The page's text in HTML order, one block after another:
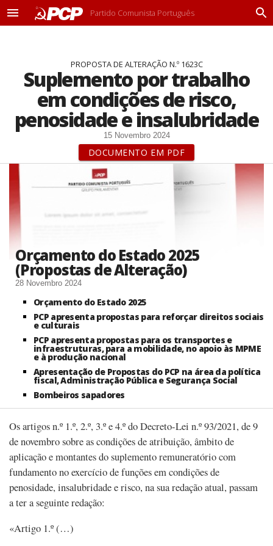
M
Partido Comunista Português
P
PROPOSTA DE ALTERAÇÃO N.º 1623C
Suplemento por trabalho
em condições de risco,
penosidade e insalubridade
15 Novembro 2024
DOCUMENTO EM PDF
Orçamento do Estado 2025
(Propostas de Alteração)
28 Novembro 2024
Orçamento do Estado 2025
PCP apresenta propostas para reforçar direitos sociais
e culturais
PCP apresenta propostas para os transportes e
infraestruturas, para a mobilidade, no apoio às MPME
e à produção nacional
Apresentação de Propostas do PCP na área da política
fiscal, Administração Pública e Segurança Social
Bombeiros sapadores
Os artigos n.º 1.º, 2.º, 3.º e 4.º do Decreto-Lei n.º 93/2021, de 9
de novembro sobre as condições de atribuição, âmbito de
aplicação e montantes do suplemento remuneratório com
fundamento no exercício de funções em condições de
penosidade, insalubridade e risco, na sua redação atual, passam
a ter a seguinte redação:
«Artigo 1.º (…)